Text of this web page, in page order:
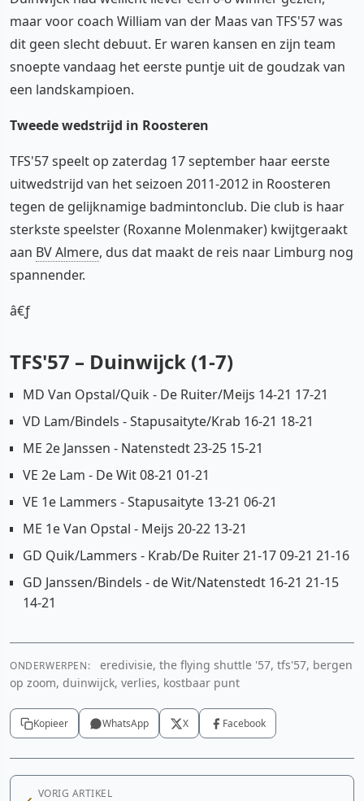
maar voor coach William van der Maas van TFS'57 was
dit geen slecht debuut. Er waren kansen en zijn team
snoepte vandaag het eerste puntje uit de goudzak van
een landskampioen.
Tweede wedstrijd in Roosteren
TFS'57 speelt op zaterdag 17 september haar eerste
uitwedstrijd van het seizoen 2011-2012 in Roosteren
tegen de gelijknamige badmintonclub. Die club is haar
sterkste speelster (Roxanne Molenmaker) kwijtgeraakt
aan BV Almere, dus dat maakt de reis naar Limburg nog
spannender.
â€ƒ
TFS'57 – Duinwijck (1-7)
MD Van Opstal/Quik - De Ruiter/Meijs 14-21 17-21
VD Lam/Bindels - Stapusaityte/Krab 16-21 18-21
ME 2e Janssen - Natenstedt 23-25 15-21
VE 2e Lam - De Wit 08-21 01-21
VE 1e Lammers - Stapusaityte 13-21 06-21
ME 1e Van Opstal - Meijs 20-22 13-21
GD Quik/Lammers - Krab/De Ruiter 21-17 09-21 21-16
GD Janssen/Bindels - de Wit/Natenstedt 16-21 21-15
14-21
ONDERWERPEN:
eredivisie, the flying shuttle '57, tfs'57, bergen
op zoom, duinwijck, verlies, kostbaar punt
Kopieer WhatsApp X Facebook
VORIG ARTIKEL